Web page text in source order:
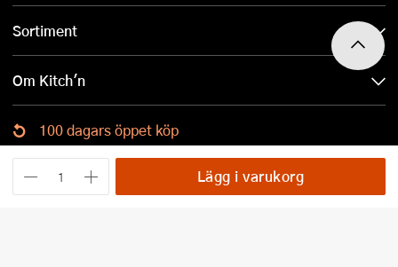
Lägg i varukorg
Sortiment
Om Kitch'n
100 dagars öppet köp
Ladda ned Kitch´n-appen